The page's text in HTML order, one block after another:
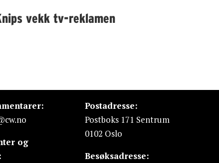
vekk tv-reklamen
og
Postadresse:
Postboks 171 Sentrum
0102 Oslo
Besøksadresse: